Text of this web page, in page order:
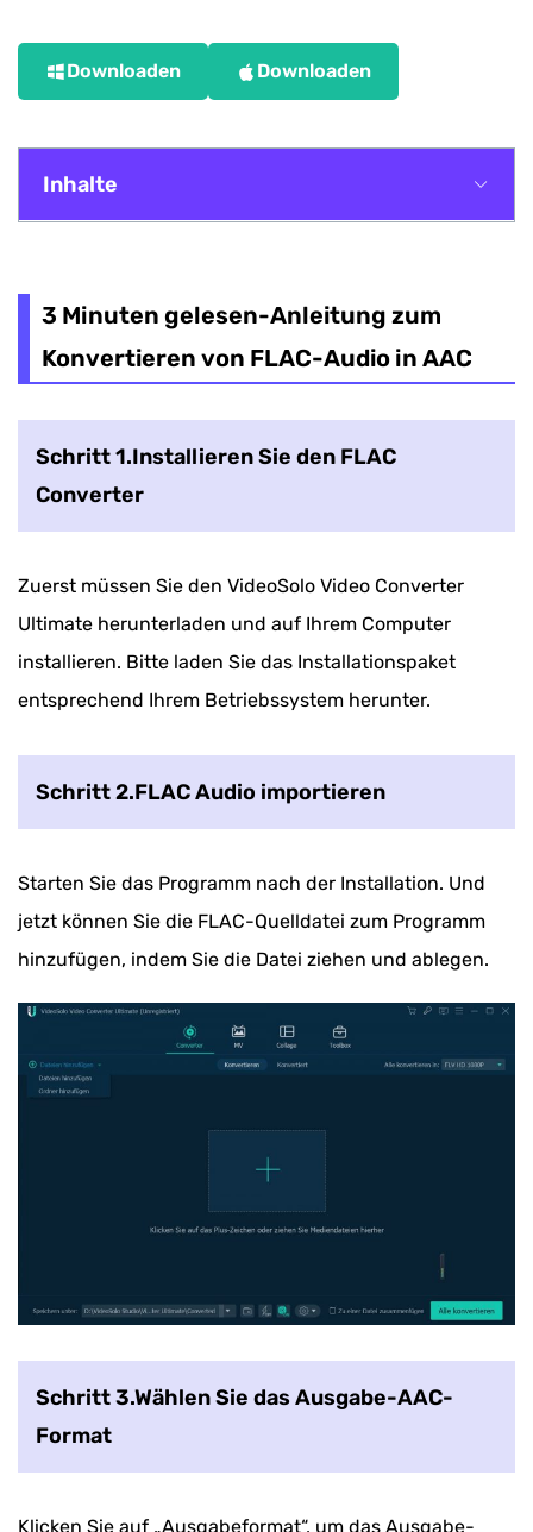
Downloaden Downloaden
Inhalte
Lesen erweitern: Erfahren Sie mehr über FLAC
vs AAC
3 Minuten gelesen-Anleitung zum
Konvertieren von FLAC-Audio in AAC
Schritt 1.Installieren Sie den FLAC
Converter
Zuerst müssen Sie den VideoSolo Video Converter
Ultimate herunterladen und auf Ihrem Computer
installieren. Bitte laden Sie das Installationspaket
entsprechend Ihrem Betriebssystem herunter.
Schritt 2.FLAC Audio importieren
Starten Sie das Programm nach der Installation. Und
jetzt können Sie die FLAC-Quelldatei zum Programm
hinzufügen, indem Sie die Datei ziehen und ablegen.
Schritt 3.Wählen Sie das Ausgabe-AAC-
Format
Klicken Sie auf „Ausgabeformat“, um das Ausgabe-